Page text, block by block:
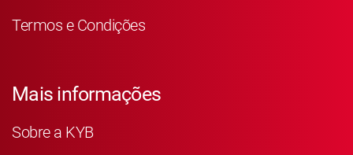
Termos e Condições
Mais informações
Sobre a KYB